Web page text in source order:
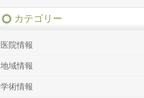
カテゴリー
医院情報
地域情報
学術情報